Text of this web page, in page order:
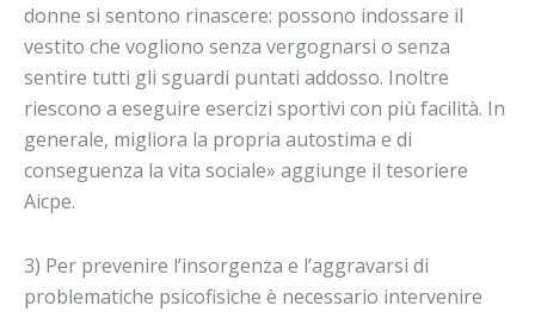
donne si sentono rinascere: possono indossare il
vestito che vogliono senza vergognarsi o senza
sentire tutti gli sguardi puntati addosso. Inoltre
riescono a eseguire esercizi sportivi con più facilità. In
generale, migliora la propria autostima e di
conseguenza la vita sociale» aggiunge il tesoriere
Aicpe.
3) Per prevenire l’insorgenza e l’aggravarsi di
problematiche psicofisiche è necessario intervenire